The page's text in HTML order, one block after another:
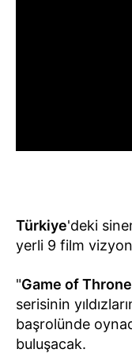
Türkiye'deki
yerli 9 film
"Game of
serisinin
başrolünde
buluşacak.